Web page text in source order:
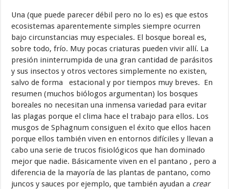
Una (que puede parecer débil pero no lo es) es que estos
ecosistemas aparentemente simples siempre ocurren
bajo circunstancias muy especiales. El bosque boreal es,
sobre todo, frío. Muy pocas criaturas pueden vivir allí. La
presión ininterrumpida de una gran cantidad de parásitos
y sus insectos y otros vectores simplemente no existen,
salvo de forma estacional y por tiempos muy breves. En
resumen (muchos biólogos argumentan) los bosques
boreales no necesitan una inmensa variedad para evitar
las plagas porque el clima hace el trabajo para ellos. Los
musgos de Sphagnum consiguen el éxito que ellos hacen
porque ellos también viven en entornos difíciles y llevan a
cabo una serie de trucos fisiológicos que han dominado
mejor que nadie. Básicamente viven en el pantano , pero a
diferencia de la mayoría de las plantas de pantano, como
juncos y sauces por ejemplo, que también ayudan a crear